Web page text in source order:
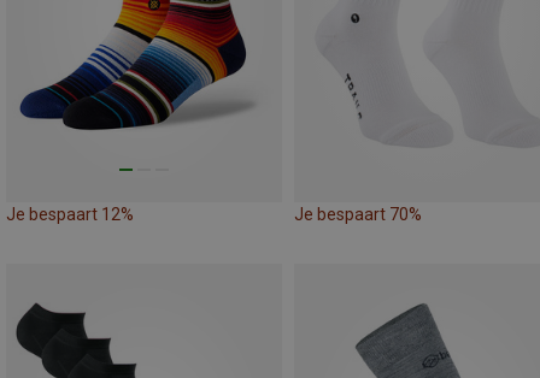
Je bespaart 12% Je bespaart 70%